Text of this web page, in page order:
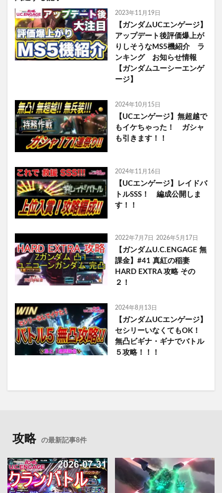
2023年11月19日
【ガンダムUCエンゲージ】
アップデート後評価爆上が
りしそうなMS5機紹介 ラ
ンキング お知らせ情報
【ガンダムユーシーエンゲ
ージ】
2024年10月15日
【UCエンゲージ】無超越で
もイケちゃった！ ガシャ
も引きます！！
2024年11月16日
【UCエンゲージ】レイドバ
トルSSS！ 編成公開しま
す！！
2022年7月7日 2026年5月17日
【ガンダムU.C.ENGAGE 無
課金】#41 真紅の稲妻
HARD EXTRA 攻略 その
２！
2024年8月13日
【ガンダムUCエンゲージ】
セシリーいなくてもOK！
無凸ビギナ・ギナでバトル
５攻略！！！
攻略 の最新記事8件